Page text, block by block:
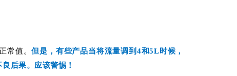
常值。但是，有些产品当将流量调到4和5L时候，
后果。应该警惕！